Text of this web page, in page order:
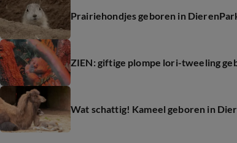
Prairiehondjes geboren in
ZIEN: giftige plompe lori-tweeling
Wat schattig! Kameel geboren in